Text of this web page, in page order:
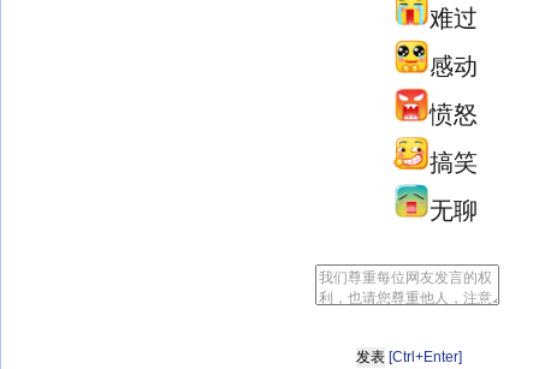
难过
感动
愤怒
搞笑
无聊
[Ctrl+Enter]